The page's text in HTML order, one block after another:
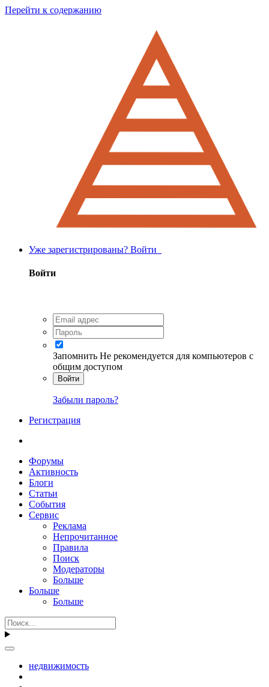
Перейти к содержанию
Уже зарегистрированы? Войти
Войти
Запомнить Не рекомендуется для компьютеров с
общим доступом
Войти
Забыли пароль?
Регистрация
Форумы
Активность
Блоги
Статьи
События
Сервис
Реклама
Непрочитанное
Правила
Поиск
Модераторы
Больше
Больше
Больше
недвижимость